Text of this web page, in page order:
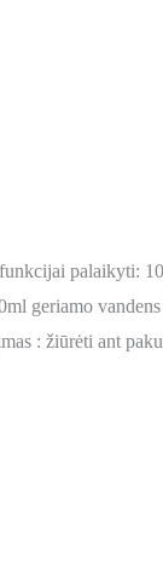
palaikyti:
geriamo
: žiūrėti ant